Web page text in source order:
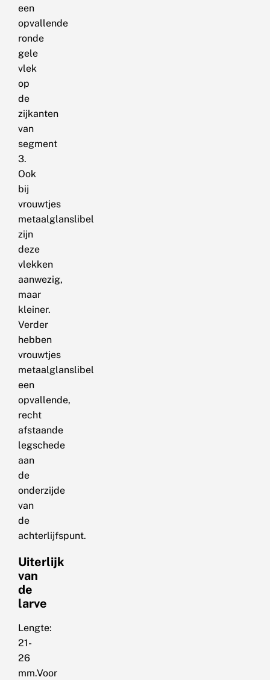
een
opvallende
ronde
gele
vlek
op
de
zijkanten
van
segment
3.
Ook
bij
vrouwtjes
metaalglanslibel
zijn
deze
vlekken
aanwezig,
maar
kleiner.
Verder
hebben
vrouwtjes
metaalglanslibel
een
opvallende,
recht
afstaande
legschede
aan
de
onderzijde
van
de
achterlijfspunt.
Uiterlijk
van
de
larve
Lengte:
21-
26
mm.Voor